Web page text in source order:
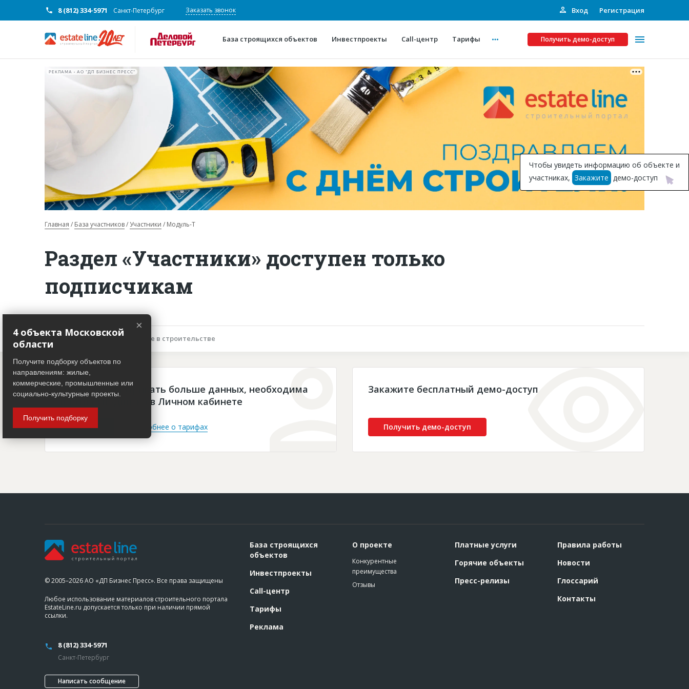
8 (812) 334-5971 Санкт-Петербург Заказать звонок Вход Регистрация
База строящихся объектов Инвестпроекты Call-центр Тарифы Получить демо-доступ
О проекте
Конкурентные преимущества
Горячие объекты
Глоссарий
Платные услуги
Рекламодателям
Инвестпроекты
Подписка на Базу
РЕКЛАМА • АО "ДП БИЗНЕС ПРЕСС"
Главная База участников Участники Модуль-Т
Раздел «Участники» доступен только
подписчикам
Описание объекта Участие в строительстве
Чтобы просматривать больше данных, необходима
платная подписка в Личном кабинете
Войти Подробнее о тарифах
Закажите бесплатный демо-доступ
Получить демо-доступ
Чтобы увидеть информацию об объекте и
участниках, Закажите демо-доступ
© 2005–2026 АО «ДП Бизнес Пресс». Все права защищены
Любое использование материалов строительного портала
EstateLine.ru допускается только при наличии прямой
ссылки.
8 (812) 334-5971
Санкт-Петербург
Написать сообщение
База строящихся
объектов
Инвестпроекты
Call-центр
Тарифы
Реклама
О проекте
Конкурентные
преимущества
Отзывы
Платные услуги
Горячие объекты
Пресс-релизы
Правила работы
Новости
Глоссарий
Контакты
×
4 объекта Московской
области
Получите подборку объектов по
направлениям: жилые,
коммерческие, промышленные или
социально-культурные проекты.
Получить подборку